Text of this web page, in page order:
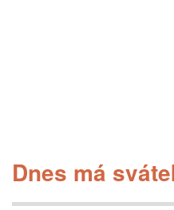
Dnes má